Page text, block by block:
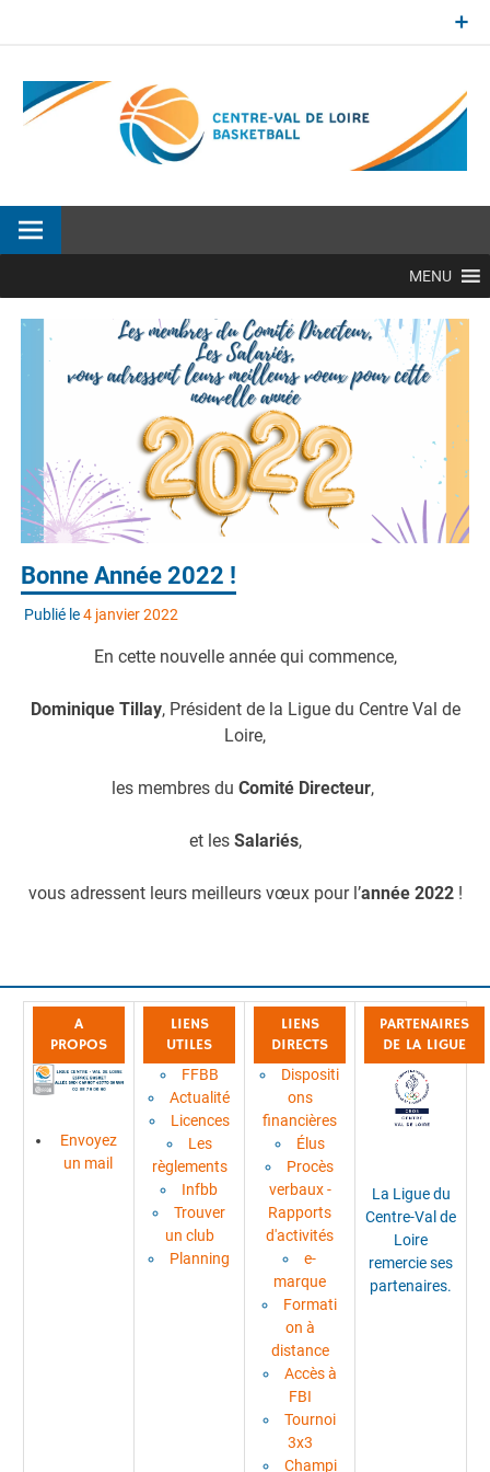
MENU
Bonne Année 2022 !
Publié le4 janvier 2022
En cette nouvelle année qui commence,
Dominique Tillay, Président de la Ligue du Centre Val de
Loire,
les membres du Comité Directeur,
et les Salariés,
vous adressent leurs meilleurs vœux pour l’année 2022 !
A
PROPOS
Envoyez
un mail
LIENS
UTILES
FFBB
Actualité
Licences
Les
règlements
Infbb
Trouver
un club
Planning
LIENS
DIRECTS
Dispositi
ons
financières
Élus
Procès
verbaux -
Rapports
d'activités
e-
marque
Formati
on à
distance
Accès à
FBI
Tournoi
3x3
Champi
PARTENAIRES
DE LA LIGUE
La Ligue du
Centre-Val de
Loire
remercie ses
partenaires.